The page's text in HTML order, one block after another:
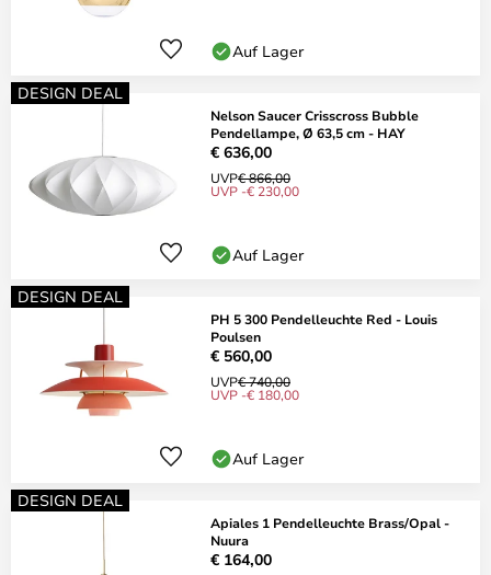
Auf Lager
DESIGN DEAL
Nelson Saucer Crisscross Bubble
Pendellampe, Ø 63,5 cm - HAY
€ 636,00
UVP€ 866,00
UVP -€ 230,00
Auf Lager
DESIGN DEAL
PH 5 300 Pendelleuchte Red - Louis
Poulsen
€ 560,00
UVP€ 740,00
UVP -€ 180,00
Auf Lager
DESIGN DEAL
Apiales 1 Pendelleuchte Brass/Opal -
Nuura
€ 164,00